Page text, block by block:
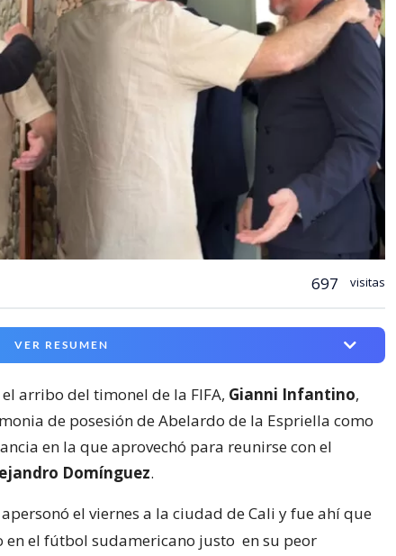
697 visitas
VER RESUMEN
arribo del timonel de la FIFA, Gianni Infantino,
de posesión de Abelardo de la Espriella como
en la que aprovechó para reunirse con el
Domínguez.
el viernes a la ciudad de Cali y fue ahí que
el fútbol sudamericano justo en su peor